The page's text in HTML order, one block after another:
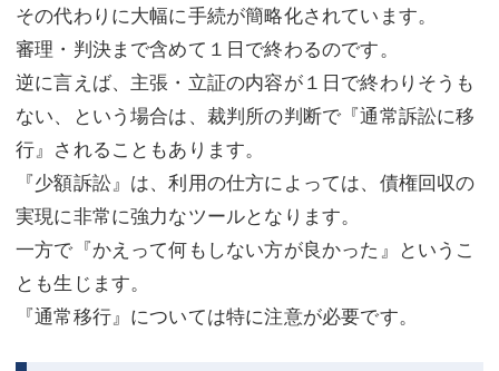
その代わりに大幅に手続が簡略化されています。
審理・判決まで含めて１日で終わるのです。
逆に言えば、主張・立証の内容が１日で終わりそうも
ない、という場合は、裁判所の判断で『通常訴訟に移
行』されることもあります。
『少額訴訟』は、利用の仕方によっては、債権回収の
実現に非常に強力なツールとなります。
一方で『かえって何もしない方が良かった』というこ
とも生じます。
『通常移行』については特に注意が必要です。